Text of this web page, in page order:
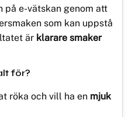
på e-vätskan genom att
som kan uppstå
är klarare smaker
för?
röka och vill ha en mjuk